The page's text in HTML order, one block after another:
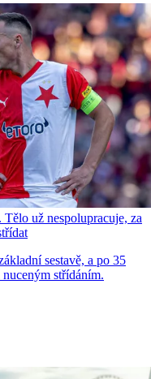
už nespolupracuje, za
sestavě, a po 35
střídáním.